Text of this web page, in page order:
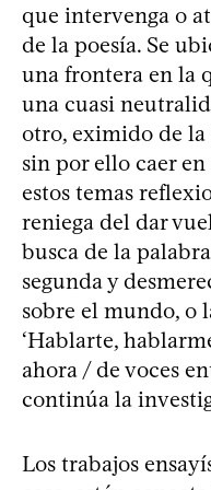
que intervenga o
de la poesía. Se
una frontera en la
una cuasi
otro, eximido de
sin por ello caer
estos temas
reniega del dar
busca de la
segunda y
sobre el mundo, o
‘Hablarte,
ahora / de voces
continúa la
Los trabajos